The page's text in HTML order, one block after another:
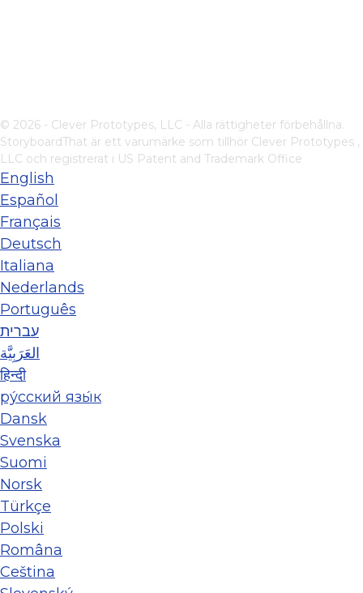
© 2026 - Clever Prototypes, LLC - Alla rättigheter förbehållna.
StoryboardThat är ett varumärke som tillhör Clever Prototypes ,
LLC och registrerat i US Patent and Trademark Office
English
Español
Français
Deutsch
Italiana
Nederlands
Português
עברית
العَرَبِيَّة
हिन्दी
ру́сский язы́к
Dansk
Svenska
Suomi
Norsk
Türkçe
Polski
Româna
Ceština